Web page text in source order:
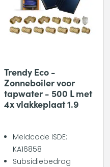
Trendy Eco -
Zonneboiler voor
tapwater - 500 L met
4x vlakkeplaat 1.9
Meldcode ISDE:
KA16858
Subsidiebedrag